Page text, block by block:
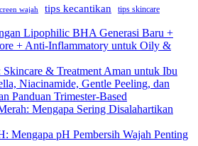
wajah tips kecantikan tips skincare
Lipophilic BHA Generasi Baru +
+ Anti-Inflammatory untuk Oily &
Skincare & Treatment Aman untuk Ibu
Niacinamide, Gentle Peeling, dan
Panduan Trimester-Based
Mengapa Sering Disalahartikan
Mengapa pH Pembersih Wajah Penting